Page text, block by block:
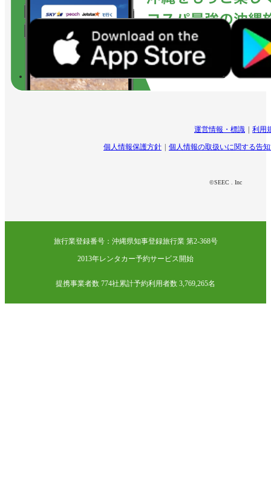
運営情報・標識 利用
個人情報保護方針 個人情報の取扱いに関する告
©SEEC . Inc
旅行業登録番号：沖縄県知事登録旅行業 第2-368号
2013年レンタカー予約サービス開始
提携事業者数 774社累計予約利用者数 3,769,265名